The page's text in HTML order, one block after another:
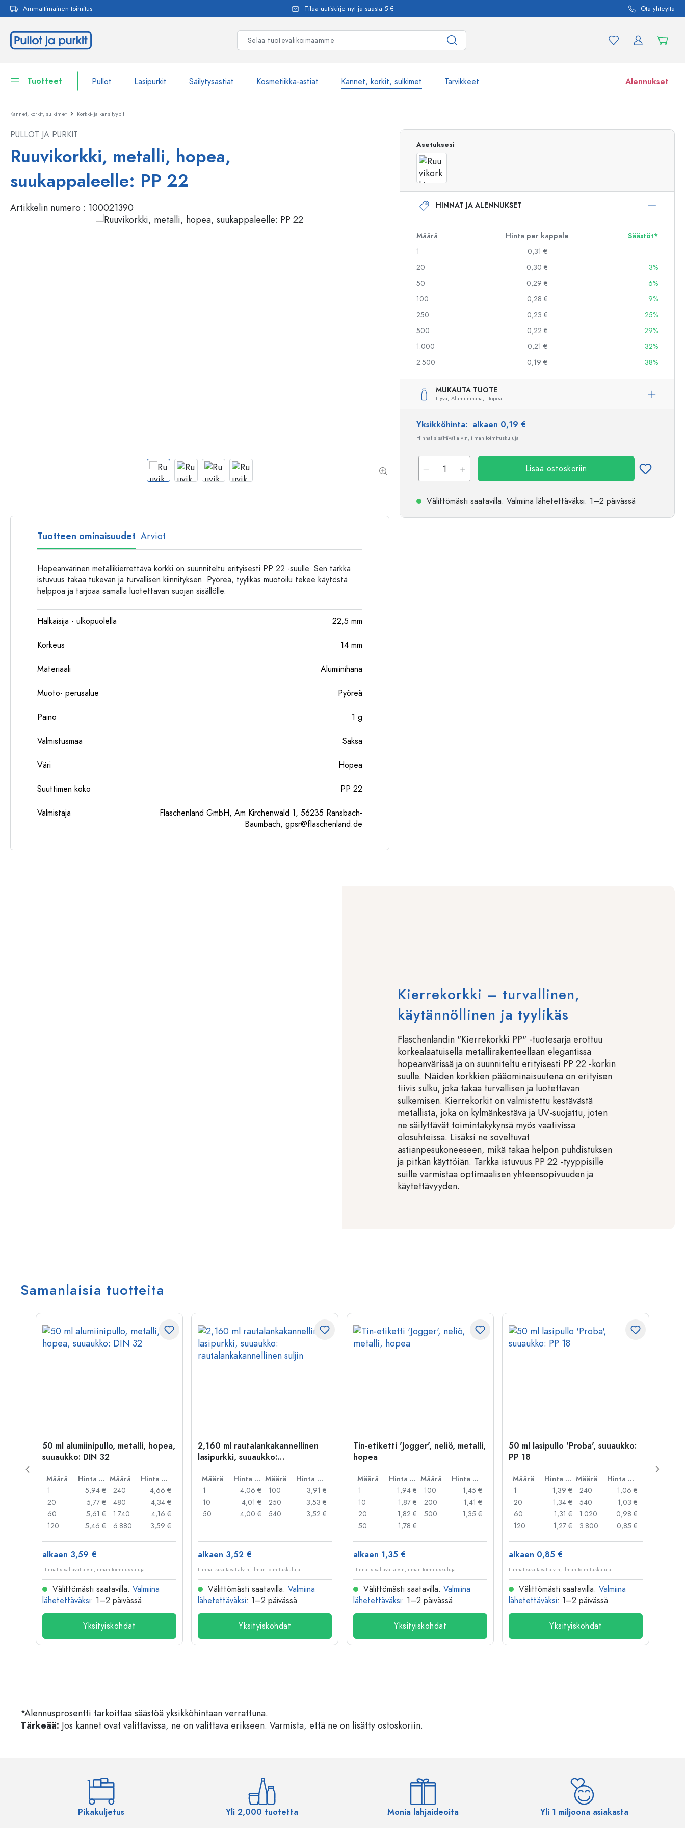
Siirry päänavigointiin
Ammattimainen toimitus Tilaa uutiskirje nyt ja säästä 5 € Ota yhteyttä
Tuotteet Pullot Lasipurkit Säilytysastiat Kosmetiikka-astiat Kannet, korkit, sulkimet Tarvikkeet Alennukset
Pullot
Lasipurkit
Säilytysastiat
Astiat
Kosmetiikka-astiat
Pullot tuotemerkin mukaan
WECK-Lasipullot
Patenttikorkkipullot
Spraypullot
Airless-pumppupullot
Roll-on-pullot
Puristuspullot
Säilytyspullot
Ginipullot
Joulupullot
Koristeelliset pullot
Käymisastiat
Muovipullot
Lasipurkit
Kannet, korkit, sulkimet Korkki- ja kansityypit
PULLOT JA PURKIT
Ruuvikorkki, metalli, hopea,
suukappaleelle: PP 22
Artikkelin numero : 100021390
Asetuksesi
HINNAT JA ALENNUKSET
Määrä Hinta per kappale
Säästöt*
1
0,31 €
20
0,30 €
3%
50
0,29 €
6%
100
0,28 €
9%
250
0,23 €
25%
500
0,22 €
29%
1.000
0,21 €
32%
2.500
0,19 € 38%
MUKAUTA TUOTE
Hyvä, Alumiinihana, Hopea
Yksikköhinta: alkaen 0,19 €
Hinnat sisältävät alv:n, ilman toimituskuluja
Lisää ostoskoriin
Välittömästi saatavilla. Valmiina lähetettäväksi: 1–2 päivässä
Tuotteen ominaisuudet Arviot
Hopeanvärinen metallikierrettävä korkki on suunniteltu erityisesti PP 22 -suulle. Sen tarkka
istuvuus takaa tukevan ja turvallisen kiinnityksen. Pyöreä, tyylikäs muotoilu tekee käytöstä
helppoa ja tarjoaa samalla luotettavan suojan sisällölle.
Halkaisija - ulkopuolella 22,5 mm
Korkeus 14 mm
Materiaali Alumiinihana
Muoto- perusalue Pyöreä
Paino 1 g
Valmistusmaa Saksa
Väri Hopea
Suuttimen koko PP 22
Valmistaja
Flaschenland GmbH, Am Kirchenwald 1, 56235 Ransbach-
Baumbach, gpsr@flaschenland.de
Kierrekorkki – turvallinen,
käytännöllinen ja tyylikäs
Flaschenlandin "Kierrekorkki PP" -tuotesarja erottuu
korkealaatuisella metallirakenteellaan elegantissa
hopeanvärissä ja on suunniteltu erityisesti PP 22 -korkin
suulle. Näiden korkkien pääominaisuutena on erityisen
tiivis sulku, joka takaa turvallisen ja luotettavan
sulkemisen. Kierrekorkit on valmistettu kestävästä
metallista, joka on kylmänkestävä ja UV-suojattu, joten
ne säilyttävät toimintakykynsä myös vaativissa
olosuhteissa. Lisäksi ne soveltuvat
astianpesukoneeseen, mikä takaa helpon puhdistuksen
ja pitkän käyttöiän. Tarkka istuvuus PP 22 -tyyppisille
suille varmistaa optimaalisen yhteensopivuuden ja
käytettävyyden.
Samanlaisia tuotteita
50 ml alumiinipullo, metalli, hopea,
suuaukko: DIN 32
Määrä Hinta per kpl Määrä
Hinta per kpl
1
5,94 €
20
5,77 €
60
5,61 €
120
5,46 €
240
4,66 €
480
4,34 €
1.740
4,16 €
6.880
3,59 €
alkaen 3,59 €
Hinnat sisältävät alv:n, ilman toimituskuluja
Välittömästi saatavilla. Valmiina
lähetettäväksi: 1–2 päivässä
Yksityiskohdat
2,160 ml rautalankakannellinen
lasipurkki, suuaukko:
rautalankakannellinen suljin
Määrä Hinta per kpl Määrä
Hinta per kpl
1
4,06 €
10
4,01 €
50
4,00 €
100
3,91 €
250
3,53 €
540
3,52 €
alkaen 3,52 €
Hinnat sisältävät alv:n, ilman toimituskuluja
Välittömästi saatavilla. Valmiina
lähetettäväksi: 1–2 päivässä
Yksityiskohdat
Tin-etiketti 'Jogger', neliö, metalli,
hopea
Määrä Hinta per kpl Määrä
Hinta per kpl
1
1,94 €
10
1,87 €
20
1,82 €
50
1,78 €
100
1,45 €
200
1,41 €
500
1,35 €
alkaen 1,35 €
Hinnat sisältävät alv:n, ilman toimituskuluja
Välittömästi saatavilla. Valmiina
lähetettäväksi: 1–2 päivässä
Yksityiskohdat
50 ml lasipullo 'Proba', suuaukko:
PP 18
Määrä Hinta per kpl Määrä
Hinta per kpl
1
1,39 €
20
1,34 €
60
1,31 €
120
1,27 €
240
1,06 €
540
1,03 €
1.020
0,98 €
3.800
0,85 €
alkaen 0,85 €
Hinnat sisältävät alv:n, ilman toimituskuluja
Välittömästi saatavilla. Valmiina
lähetettäväksi: 1–2 päivässä
Yksityiskohdat
*Alennusprosentti tarkoittaa säästöä yksikköhintaan verrattuna.
Tärkeää: Jos kannet ovat valittavissa, ne on valittava erikseen. Varmista, että ne on lisätty ostoskoriin.
Pikakuljetus Yli 2,000 tuotetta Monia lahjaideoita Yli 1 miljoona asiakasta